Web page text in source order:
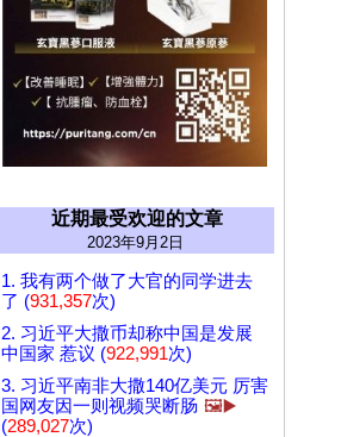
近期最受欢迎的文章
2023年9月2日
1. 我有两个做了大官的同学进去
了 (931,357次)
2. 习近平大撒币却称中国是发展
中国家 惹议 (922,991次)
3. 习近平南非大撒140亿美元 厉害
国网友因一则视频哭断肠 🖼️▶️
(289,027次)